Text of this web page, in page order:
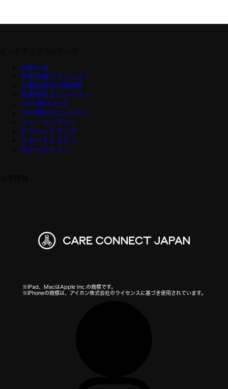
お知らせ
学生応援プロジェクト
介護記録ICT化診断
生産性向上コンテスト
U-SUPP-Uとは
U-SUPP-Uコンテスト
フォトコンテスト
ケアカルテマニア
リモートスタディ
サポートサイト
※iPad、MacはApple Inc.の商標です。
※iPhoneの商標は、アイホン株式会社のライセンスに基づき使用されています。